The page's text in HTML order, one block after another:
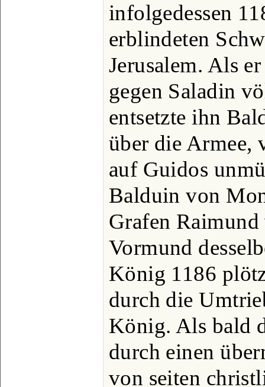
infolgedessen
erblindeten
Jerusalem. Als
gegen Saladin
entsetzte ihn
über die Armee,
auf Guidos
Balduin von
Grafen
Vormund
König 1186
durch die
König. Als bald
durch einen
von seiten